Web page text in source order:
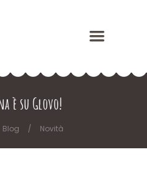
è su Glovo!
Blog Novità